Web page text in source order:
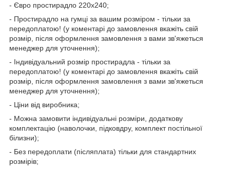
- Євро простирадло 220х240;
- Простирадло на гумці за вашим розміром - тільки за
передоплатою! (у коментарі до замовлення вкажіть свій
розмір, після оформлення замовлення з вами зв'яжеться
менеджер для уточнення);
- Індивідуальний розмір простирадла - тільки за
передоплатою! (у коментарі до замовлення вкажіть свій
розмір, після оформлення замовлення з вами зв'яжеться
менеджер для уточнення);
- Ціни від виробника;
- Можна замовити індивідуальні розміри, додаткову
комплектацію (наволочки, підковдру, комплект постільної
білизни);
- Без передоплати (післяплата) тільки для стандартних
розмірів;